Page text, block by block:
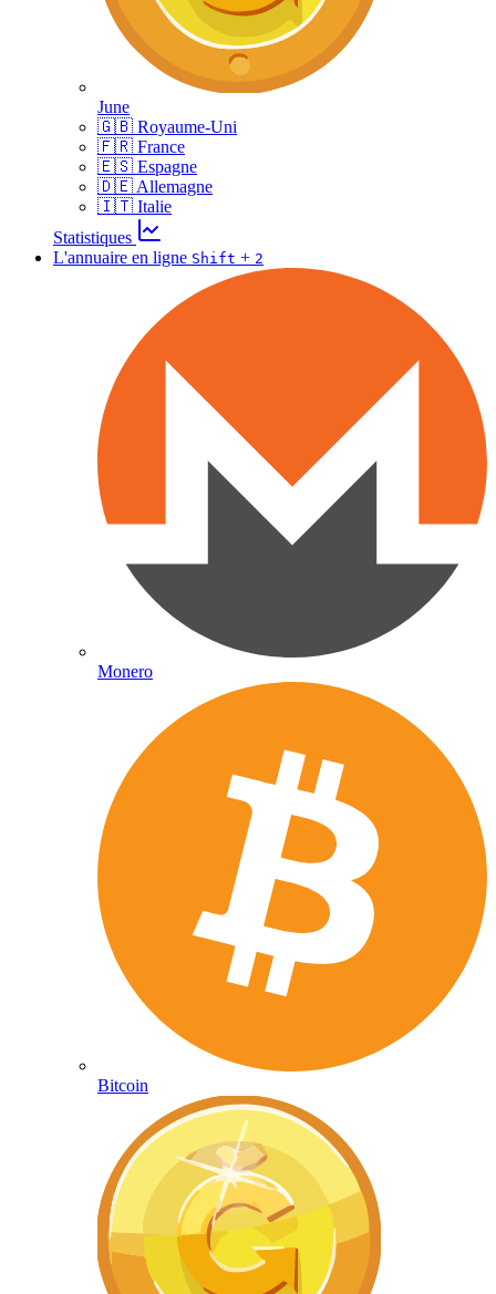
June
🇬🇧 Royaume-Uni
🇫🇷 France
🇪🇸 Espagne
🇩🇪 Allemagne
🇮🇹 Italie
Statistiques
L'annuaire en ligne Shift + 2
Monero
Bitcoin